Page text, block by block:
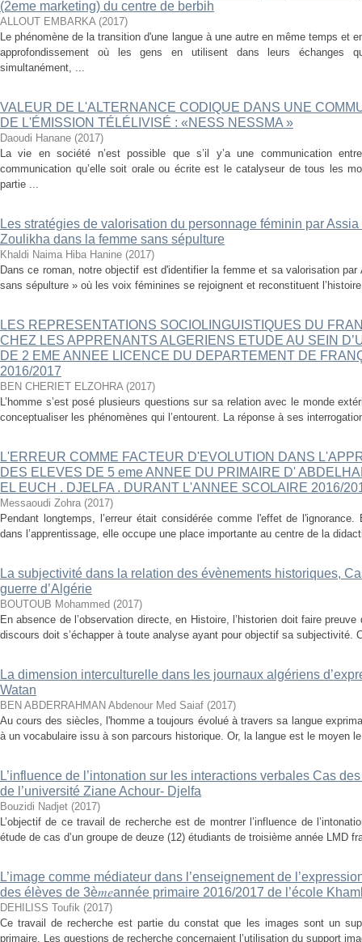
(2eme marketing) du centre de berbih
ALLOUT EMBARKA (2017)
Le phénomène de la transition d'une langue à une autre en même temps et
approfondissement où les gens en utilisent dans leurs échanges
simultanément, ...
VALEUR DE L'ALTERNANCE CODIQUE DANS UNE
DE L'ÉMISSION TÉLÉLIVISÉ : «NESS NESSMA »
Daoudi Hanane (2017)
La vie en société n’est possible que s’il y’a une communication
communication qu’elle soit orale ou écrite est le catalyseur de tous les
partie ...
Les stratégies de valorisation du personnage féminin par
Zoulikha dans la femme sans sépulture
Khaldi Naima Hiba Hanine (2017)
Dans ce roman, notre objectif est d'identifier la femme et sa valorisation
sans sépulture » où les voix féminines se rejoignent et reconstituent
LES REPRESENTATIONS SOCIOLINGUISTIQUES DU
CHEZ LES APPRENANTS ALGERIENS ETUDE AU SEIN
DE 2 EME ANNEE LICENCE DU DEPARTEMENT DE
2016/2017
BEN CHERIET ELZOHRA (2017)
L’homme s’est posé plusieurs questions sur sa relation avec le monde
conceptualiser les phénomènes qui l’entourent. La réponse à ses
L'ERREUR COMME FACTEUR D'EVOLUTION DANS
DES ELEVES DE 5 eme ANNEE DU PRIMAIRE D'
EL EUCH . DJELFA . DURANT L'ANNEE SCOLAIRE 2016/
Messaoudi Zohra (2017)
Pendant longtemps, l’erreur était considérée comme l'effet de l'ignorance.
dans l’apprentissage, elle occupe une place importante au centre de la
La subjectivité dans la relation des évènements historiques,
guerre d’Algérie
BOUTOUB Mohammed (2017)
En absence de l’observation directe, en Histoire, l’historien doit faire
discours doit s’échapper à toute analyse ayant pour objectif sa subjectivité.
La dimension interculturelle dans les journaux algériens
Watan
BEN ABDERRAHMAN Abdenour Med Saiaf (2017)
Au cours des siècles, l'homme a toujours évolué à travers sa langue
à un vocabulaire issu à son parcours historique. Or, la langue est le moyen
L’influence de l’intonation sur les interactions verbales Cas
de l’université Ziane Achour- Djelfa
Bouzidi Nadjet (2017)
L’objectif de ce travail de recherche est de montrer l’influence de
étude de cas d’un groupe de deuze (12) étudiants de troisième année LMD
L’image comme médiateur dans l’enseignement de
des élèves de 3è𝑚𝑒année primaire 2016/2017 de l’école
DEHILISS Toufik (2017)
Ce travail de recherche est partie du constat que les images sont un
primaire. Les questions de recherche concernaient l’utilisation du support